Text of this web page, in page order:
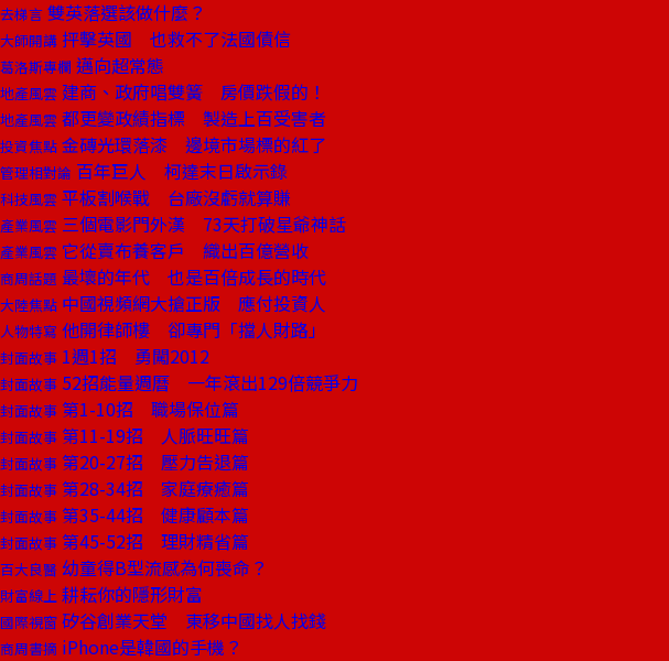
去梯言 雙英落選該做什麼？
大師開講 抨擊英國 也救不了法國債信
葛洛斯專欄 邁向超常態
地產風雲 建商、政府唱雙簧 房價跌假的！
地產風雲 都更變政績指標 製造上百受害者
投資焦點 金磚光環落漆 邊境市場標的紅了
管理相對論 百年巨人 柯達末日啟示錄
科技風雲 平板割喉戰 台廠沒虧就算賺
產業風雲 三個電影門外漢 73天打破星爺神話
產業風雲 它從賣布養客戶 織出百億營收
商周話題 最壞的年代 也是百倍成長的時代
大陸焦點 中國視頻網大搶正版 應付投資人
人物特寫 他開律師樓 卻專門「擋人財路」
封面故事 1週1招 勇闖2012
封面故事 52招能量週曆 一年滾出129倍競爭力
封面故事 第1-10招 職場保位篇
封面故事 第11-19招 人脈旺旺篇
封面故事 第20-27招 壓力告退篇
封面故事 第28-34招 家庭療癒篇
封面故事 第35-44招 健康顧本篇
封面故事 第45-52招 理財精省篇
百大良醫 幼童得B型流感為何喪命？
財富線上 耕耘你的隱形財富
國際視窗 矽谷創業天堂 東移中國找人找錢
商周書摘 iPhone是韓國的手機？